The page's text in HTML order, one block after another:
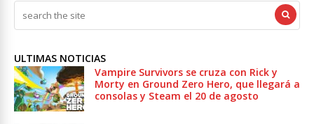
ULTIMAS NOTICIAS
Vampire Survivors se cruza con Rick y
Morty en Ground Zero Hero, que llegará a
consolas y Steam el 20 de agosto